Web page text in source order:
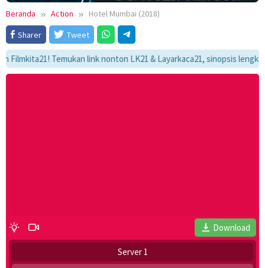
Beranda Action
Hotel Mumbai (2018)
Sharer
Tweet
Temukan link nonton LK21 & Layarkaca21, sinopsis lengkap,
Download
Server 1